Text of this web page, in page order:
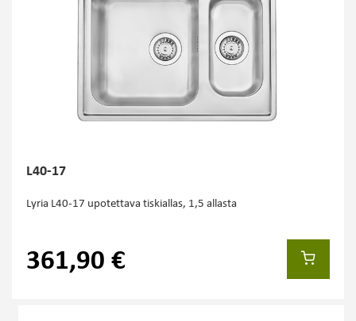
L40-17
Lyria L40-17 upotettava tiskiallas, 1,5 allasta
361,90 €